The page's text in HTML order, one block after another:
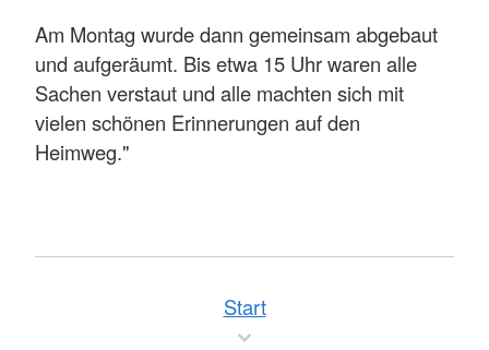
Am Montag wurde dann gemeinsam abgebaut
und aufgeräumt. Bis etwa 15 Uhr waren alle
Sachen verstaut und alle machten sich mit
vielen schönen Erinnerungen auf den
Heimweg."
Start